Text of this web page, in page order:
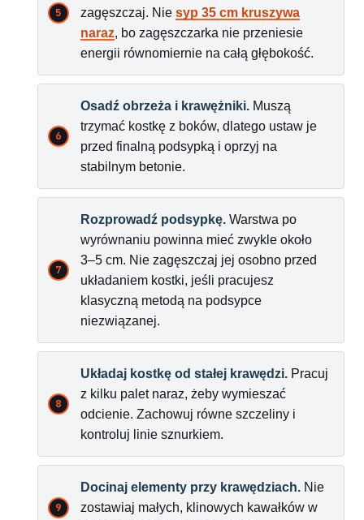
zagęszczaj. Nie syp 35 cm kruszywa
naraz, bo zagęszczarka nie przeniesie
energii równomiernie na całą głębokość.
Osadź obrzeża i krawężniki. Muszą
trzymać kostkę z boków, dlatego ustaw je
przed finalną podsypką i oprzyj na
stabilnym betonie.
Rozprowadź podsypkę. Warstwa po
wyrównaniu powinna mieć zwykle około
3–5 cm. Nie zagęszczaj jej osobno przed
układaniem kostki, jeśli pracujesz
klasyczną metodą na podsypce
niezwiązanej.
Układaj kostkę od stałej krawędzi. Pracuj
z kilku palet naraz, żeby wymieszać
odcienie. Zachowuj równe szczeliny i
kontroluj linie sznurkiem.
Docinaj elementy przy krawędziach. Nie
zostawiaj małych, klinowych kawałków w